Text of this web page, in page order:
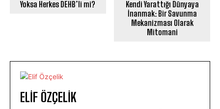
Yoksa Herkes DEHB’li mi?
Kendi Yarattığı Dünyaya
İnanmak: Bir Savunma
Mekanizması Olarak
Mitomani
ELIF ÖZÇELIK